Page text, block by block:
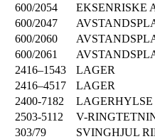
600/2054
EKSENRISKE
600/2047
600/2060
600/2061
2416–1543
LAGER
2416–4517
LAGER
2400-7182
LAGERHYLSE
2503-5112
V-
303/79
SVINGHJUL